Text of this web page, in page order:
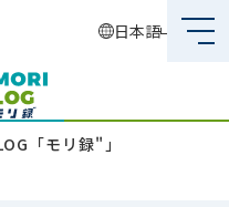
日本語
「モリ録"」